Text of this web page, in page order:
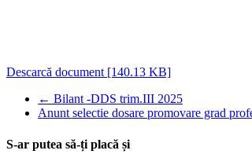
Descarcă document [140.13 KB]
← Bilant -DDS trim.III 2025
Anunt selectie dosare promovare grad
S-ar putea să-ți placă și